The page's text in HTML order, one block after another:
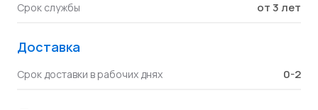
Срок службы от 3 лет
Доставка
Срок доставки в рабочих днях 0-2